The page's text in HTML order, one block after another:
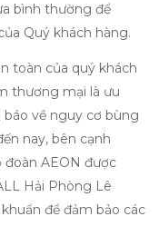
bình thường để
Quý khách hàng.
toàn của quý khách
thương mại là ưu
về nguy cơ bùng
nay, bên cạnh
đoàn AEON được
Hải Phòng Lê
để đảm bảo các